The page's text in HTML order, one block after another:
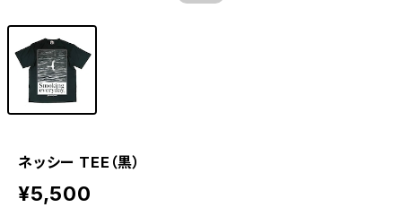
ネッシー TEE（黒）
¥5,500